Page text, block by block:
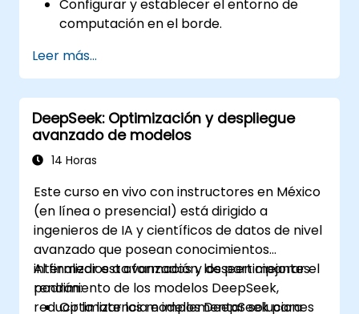
Configurar y establecer el entorno de
computación en el borde.
de IA para su despliegue en el borde.
Implementar soluciones prácticas de IA
en dispositivos de borde.
Evaluar y mejorar el rendimiento de los
modelos desplegados en el borde.
Abordar consideraciones éticas y de
Borde.
Leer más...
DeepSeek: Optimización y despliegue
avanzado de modelos
14 Horas
Este curso en vivo con instructores en México
(en línea o presencial) está dirigido a
ingenieros de IA y científicos de datos de nivel
avanzado que posean conocimientos
intermedios a avanzados y deseen mejorar el
rendimiento de los modelos DeepSeek,
reducir la latencia e implementar soluciones
Al finalizar esta formación, los participantes
podrán:
Optimizar los modelos DeepSeek para